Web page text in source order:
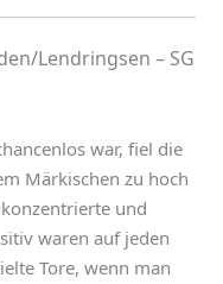
Lendringsen – SG
war, fiel die
Märkischen zu hoch
und
waren auf jeden
Tore, wenn man